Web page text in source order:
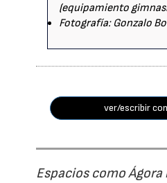
(equipamiento
Fotografía: Gonzalo
ver/escribir
Espacios como